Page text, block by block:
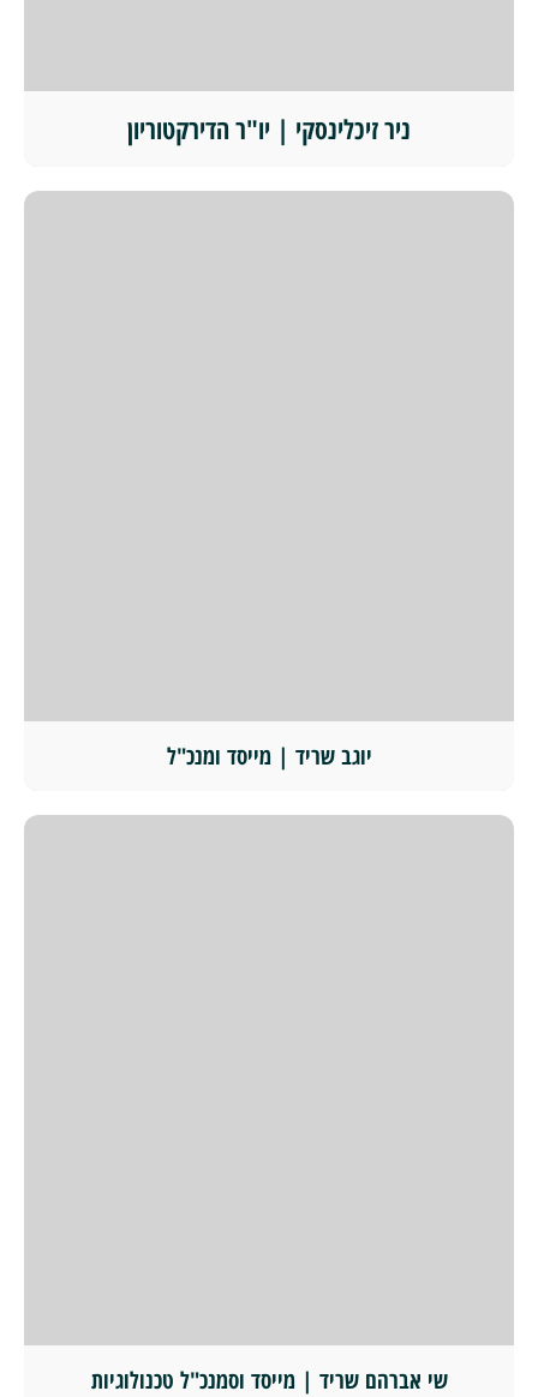
ניר זיכלינסקי | יו"ר הדירקטוריון
יוגב שריד | מייסד ומנכ"ל
שי אברהם שריד | מייסד וסמנכ"ל טכנולוגיות